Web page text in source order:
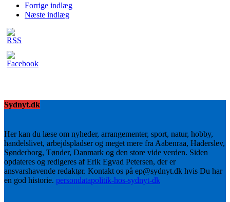
Forrige indlæg
Næste indlæg
Sydnyt.dk
Her kan du læse om nyheder, arrangementer, sport, natur, hobby,
handelslivet, arbejdspladser og meget mere fra Aabenraa, Haderslev,
Sønderborg, Tønder, Danmark og den store vide verden. Siden
opdateres og redigeres af Erik Egvad Petersen, der er
ansvarshavende redaktør. Kontakt os på ep@sydnyt.dk hvis Du har
en god historie. persondatapolitik-hos-sydnyt-dk